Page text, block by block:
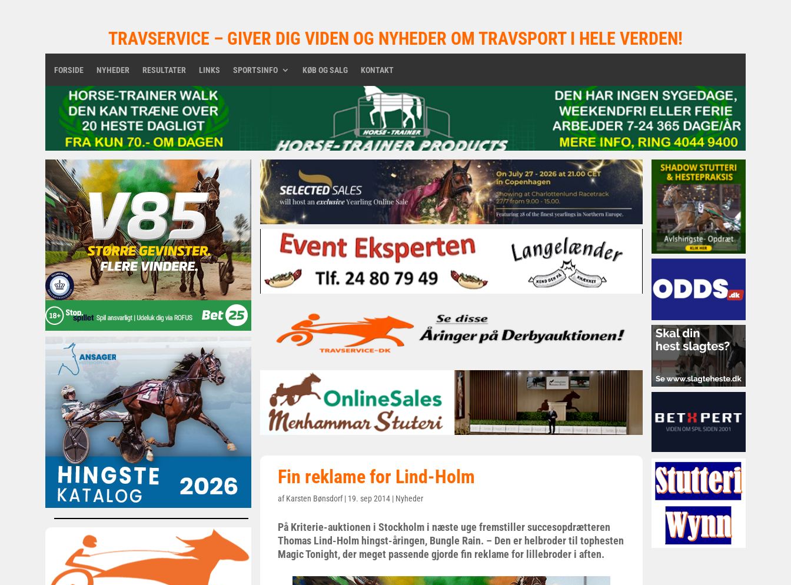
TRAVSERVICE – GIVER DIG VIDEN OG NYHEDER OM TRAVSPORT I HELE VERDEN!
FORSIDE NYHEDER RESULTATER LINKS SPORTSINFO KØB OG SALG KONTAKT
Fin reklame for Lind-Holm
afKarsten Bønsdorf| 19. sep 2014 | Nyheder
På Kriterie-auktionen i Stockholm i næste uge fremstiller succesopdrætteren
Thomas Lind-Holm hingst-åringen, Bungle Rain. – Den er helbroder til tophesten
Magic Tonight, der meget passende gjorde fin reklame for lillebroder i aften.